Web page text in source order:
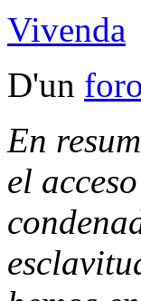
Vivenda
D'un foro
En
el